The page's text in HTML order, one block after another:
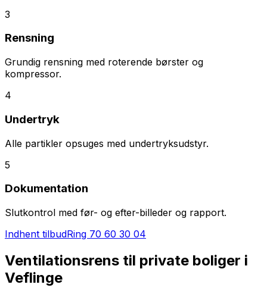
3
Rensning
Grundig rensning med roterende børster og
kompressor.
4
Undertryk
Alle partikler opsuges med undertryksudstyr.
5
Dokumentation
Slutkontrol med før- og efter-billeder og rapport.
Indhent tilbudRing 70 60 30 04
Ventilationsrens til private boliger i
Veflinge